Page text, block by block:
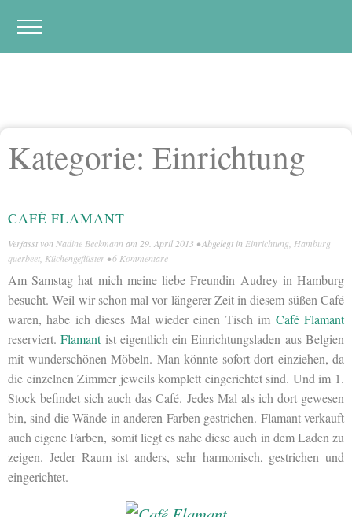
Kategorie: Einrichtung
CAFÉ FLAMANT
Verfasst von Nadine Beckmann am 29. April 2013 • Abgelegt in Einrichtung Hamburg
querbeet Küchengeflüster •6 Kommentare
Am Samstag hat mich meine liebe Freundin Audrey in Hamburg
besucht. Weil wir schon mal vor längerer Zeit in diesem süßen Café
waren, habe ich dieses Mal wieder einen Tisch im Café Flamant
reserviert.Flamantist eigentlich ein Einrichtungsladen aus Belgien
mit wunderschönen Möbeln. Man könnte sofort dort einziehen, da
die einzelnen Zimmer jeweils komplett eingerichtet sind. Und im 1.
Stock befindet sich auch das Café. Jedes Mal als ich dort gewesen
bin, sind die Wände in anderen Farben gestrichen. Flamant verkauft
auch eigene Farben, somit liegt es nahe diese auch in dem Laden zu
zeigen. Jeder Raum ist anders, sehr harmonisch, gestrichen und
eingerichtet.